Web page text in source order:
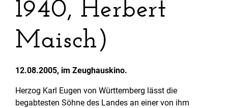
1940, Herbert
Maisch)
12.08.2005, im Zeughauskino.
Herzog Karl Eugen von Württemberg lässt die
begabtesten Söhne des Landes an einer von ihm